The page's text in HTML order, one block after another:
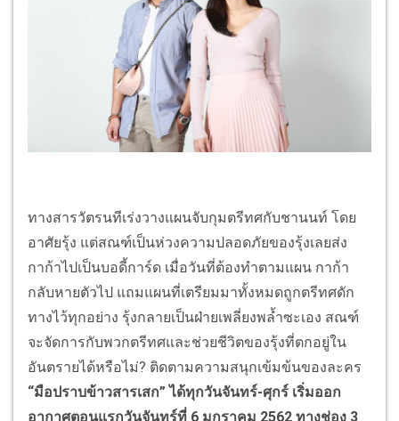
ทางสารวัตรนทีเร่งวางแผนจับกุมตรีทศกับชานนท์ โดย
อาศัยรุ้ง แต่สณฑ์เป็นห่วงความปลอดภัยของรุ้งเลยส่ง
กาก้าไปเป็นบอดี้การ์ด เมื่อวันที่ต้องทำตามแผน กาก้า
กลับหายตัวไป แถมแผนที่เตรียมมาทั้งหมดถูกตรีทศดัก
ทางไว้ทุกอย่าง รุ้งกลายเป็นฝ่ายเพลี่ยงพล้ำซะเอง สณฑ์
จะจัดการกับพวกตรีทศและช่วยชีวิตของรุ้งที่ตกอยู่ใน
อันตรายได้หรือไม่? ติดตามความสนุกเข้มข้นของละคร
“มือปราบข้าวสารเสก” ได้ทุกวันจันทร์-ศุกร์ เริ่มออก
อากาศตอนแรกวันจันทร์ที่ 6 มกราคม 2562 ทางช่อง 3